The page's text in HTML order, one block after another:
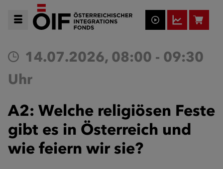
14.07.2026, 08:00 - 09:30
Uhr
A2: Welche religiösen Feste
gibt es in Österreich und
wie feiern wir sie?